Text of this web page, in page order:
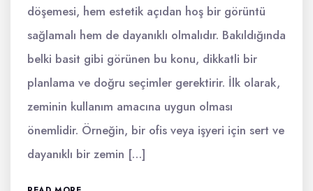
döşemesi, hem estetik açıdan hoş bir görüntü
sağlamalı hem de dayanıklı olmalıdır. Bakıldığında
belki basit gibi görünen bu konu, dikkatli bir
planlama ve doğru seçimler gerektirir. İlk olarak,
zeminin kullanım amacına uygun olması
önemlidir. Örneğin, bir ofis veya işyeri için sert ve
dayanıklı bir zemin […]